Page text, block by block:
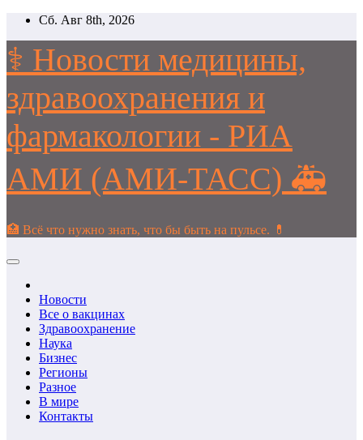
Перейти
содержимому
Сб. Авг 8th, 2026
⚕️ Новости медицины,
здравоохранения и
фармакологии - РИА
АМИ (АМИ-ТАСС) 🚑
🏥 Всё что нужно знать, что бы быть на пульсе. 💊
Новости
Все о вакцинах
Здравоохранение
Наука
Бизнес
Регионы
Разное
В мире
Контакты